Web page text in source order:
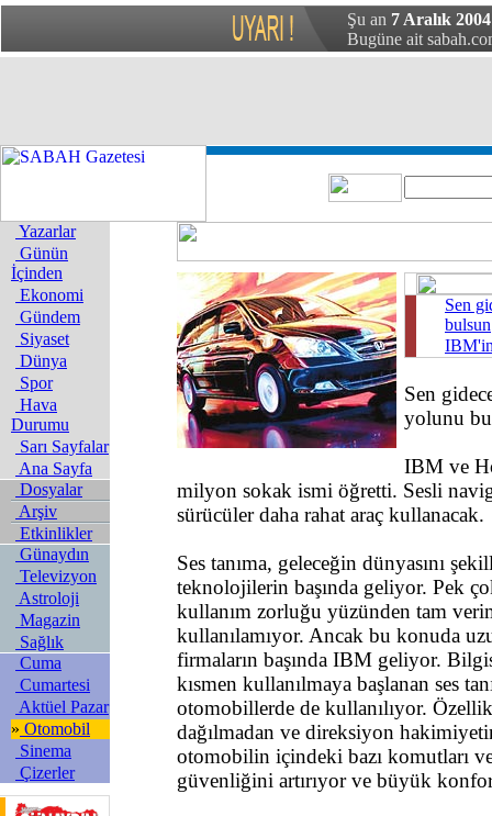
Şu an 7 Aralık 2004
Bugüne ait
Yazarlar
Günün
İçinden
Ekonomi
Gündem
Siyaset
Dünya
Spor
Hava
Durumu
Sarı Sayfalar
Ana Sayfa
Dosyalar
Arşiv
Etkinlikler
Günaydın
Televizyon
Astroloji
Magazin
Sağlık
Cuma
Cumartesi
Aktüel Pazar
» Otomobil
Sinema
Çizerler
Sen
bulsun
IBM'in
Sen
yolunu
IBM ve
milyon sokak ismi öğretti. Sesli
sürücüler daha rahat araç kullanacak.
Ses tanıma, geleceğin dünyasını
teknolojilerin başında geliyor. Pek
kullanım zorluğu yüzünden tam
kullanılamıyor. Ancak bu konuda
firmaların başında IBM geliyor.
kısmen kullanılmaya başlanan ses
otomobillerde de kullanılıyor.
dağılmadan ve direksiyon
otomobilin içindeki bazı komutları
güvenliğini artırıyor ve büyük